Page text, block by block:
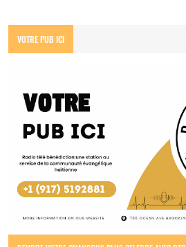
VOTRE PUB ICI